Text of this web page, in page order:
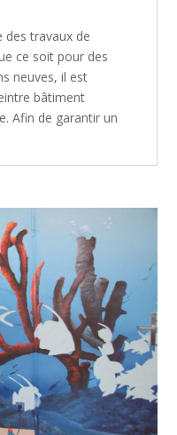
des travaux de
ce soit pour des
neuves, il est
bâtiment
Afin de garantir un